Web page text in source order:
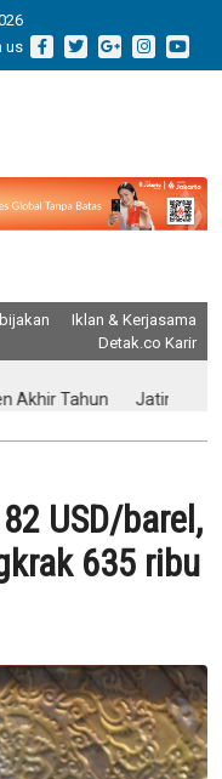
us
Iklan & Kerjasama
Detak.co Karir
Tahun Jatim Kinerja
USD/barel,
635 ribu